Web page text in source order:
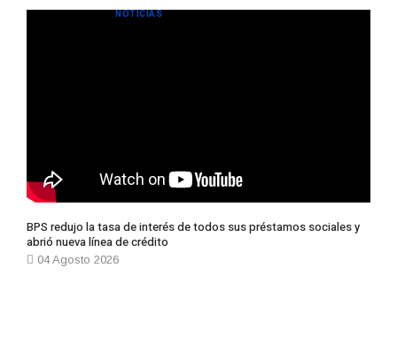
BPS redujo la tasa de interés de todos sus préstamos sociales y
abrió nueva línea de crédito
04 Agosto 2026
NOTICIAS